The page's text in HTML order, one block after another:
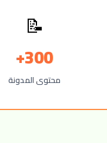
📝
300+
محتوى المدونة